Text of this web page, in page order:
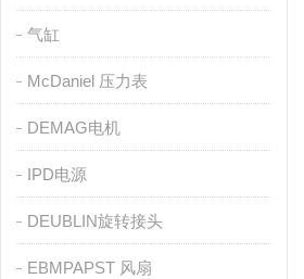
气缸
McDaniel 压力表
DEMAG电机
IPD电源
DEUBLIN旋转接头
EBMPAPST 风扇